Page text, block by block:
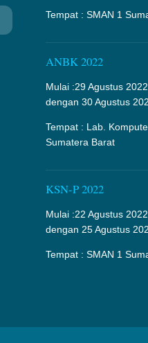
Tempat : SMAN 1
ANBK 2022
Mulai :29 Agustus
dengan 30 Agustus
Tempat : Lab.
Sumatera Barat
KSN-P 2022
Mulai :22 Agustus
dengan 25 Agustus
Tempat : SMAN 1